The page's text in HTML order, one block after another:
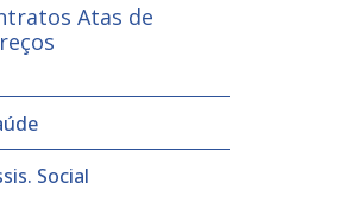
Atas de
Social